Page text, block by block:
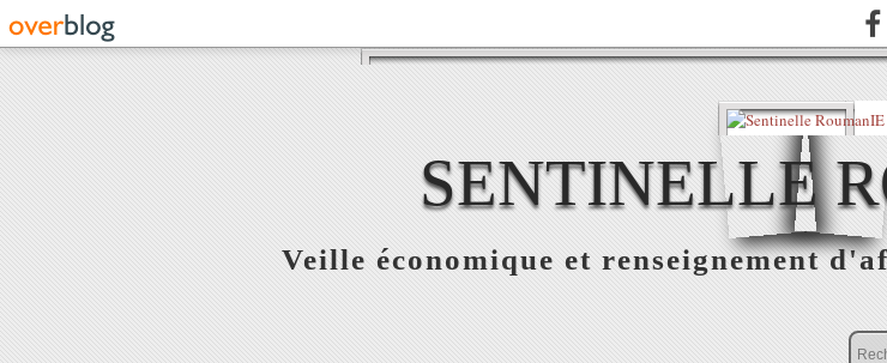
SENTINELLE
Veille économique et renseignement